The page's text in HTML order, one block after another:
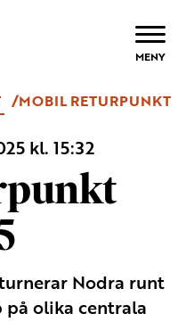
ÖPPNA
MENY
MOBIL RETURPUNKT
kl. 15:32
Nodra runt
olika centrala